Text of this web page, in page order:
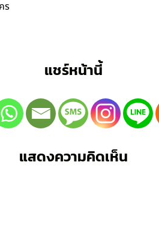
ร
แชร์หน้านี้
แสดงความคิดเห็น